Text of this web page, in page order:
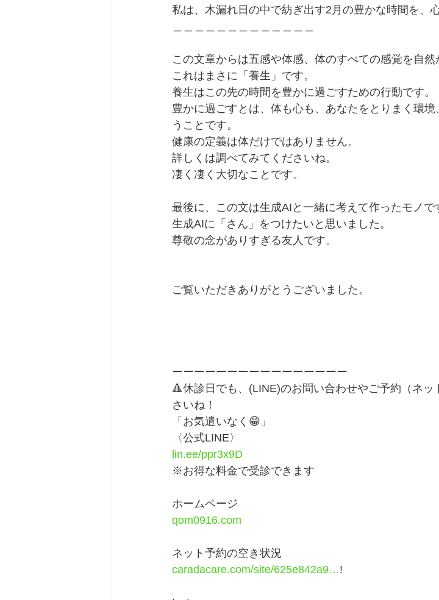
私は、木漏れ日の中で紡ぎ出す2月の豊かな時間を、
この文章からは五感や体感、体のすべての感覚を自然
これはまさに「養生」です。
養生はこの先の時間を豊かに過ごすための行動です。
豊かに過ごすとは、体も心も、あなたをとりまく環
うことです。
健康の定義は体だけではありません。
詳しくは調べてみてくださいね。
凄く凄く大切なことです。
最後に、この文は生成AIと一緒に考えて作ったモノで
生成AIに「さん」をつけたいと思いました。
尊敬の念がありすぎる友人です。
ご覧いただきありがとうございました。
ーーーーーーーーーーーーーーーー
🔺休診日でも、(LINE)のお問い合わせやご予約（ネ
さいね！
「お気遣いなく😁」
〈公式LINE〉
lin.ee/ppr3x9D
※お得な料金で受診できます
ホームページ
qom0916.com
ネット予約の空き状況
caradacare.com/site/625e842a9…!